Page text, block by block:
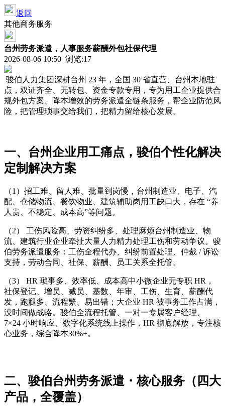
返回
其他商务服务
台州劳务派遣，人事服务薪酬外包社保代理
2026-08-06 10:50 浏览:17
骏伯人力集团深耕台州 23 年，全国 30 省直营、台州本地驻
点，双证齐全、无转包、资金专款专用，专为用工企业提供合
规外包方案、降本增效的劳务派遣全链条服务，帮企业防范风
险，把管理琐事交给我们，把精力留给核心发展。
一、台州企业用工痛点，骏伯个性化解决
定制解决方案
（1）招工难、留人难、批量到岗慢，台州制造业、电子、汽
配、仓储物流、餐饮物业、建筑辅助岗用工缺口大，存在 “养
人贵、不稳定、成本高”等问题。
（2） 工伤风险高、劳资纠纷多、处理麻烦台州制造业、物
流、建筑行业企业牵扯大量人力精力处理工伤和劳动争议。骏
伯劳务派遣服务：工伤全程代办、纠纷前置处理、仲裁 / 诉讼
支持，劳动合同、社保、薪酬、员工关系全托管。
（3） HR 琐事多、效率低、成本高中小微企业无专职 HR，
社保登记、增员、减员、基数、年审、工伤、生育、薪酬代
发，跑腿多、流程繁、易出错；大企业 HR 被事务工作占满，
没时间做战略。骏伯全流程托管、一对一专属客户经理、
7×24 小时响应、数字化系统线上操作，HR 彻底解放，专注核
心业务，综合降本30%+。
二、骏伯台州劳务派遣・核心服务（四大
产品，全覆盖）